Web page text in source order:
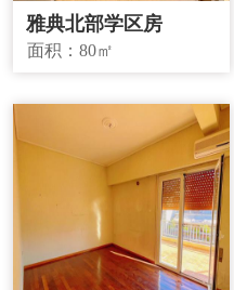
雅典北部学区房
面积：80㎡